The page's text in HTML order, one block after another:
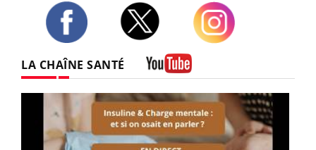
LA CHAÎNE SANTÉ